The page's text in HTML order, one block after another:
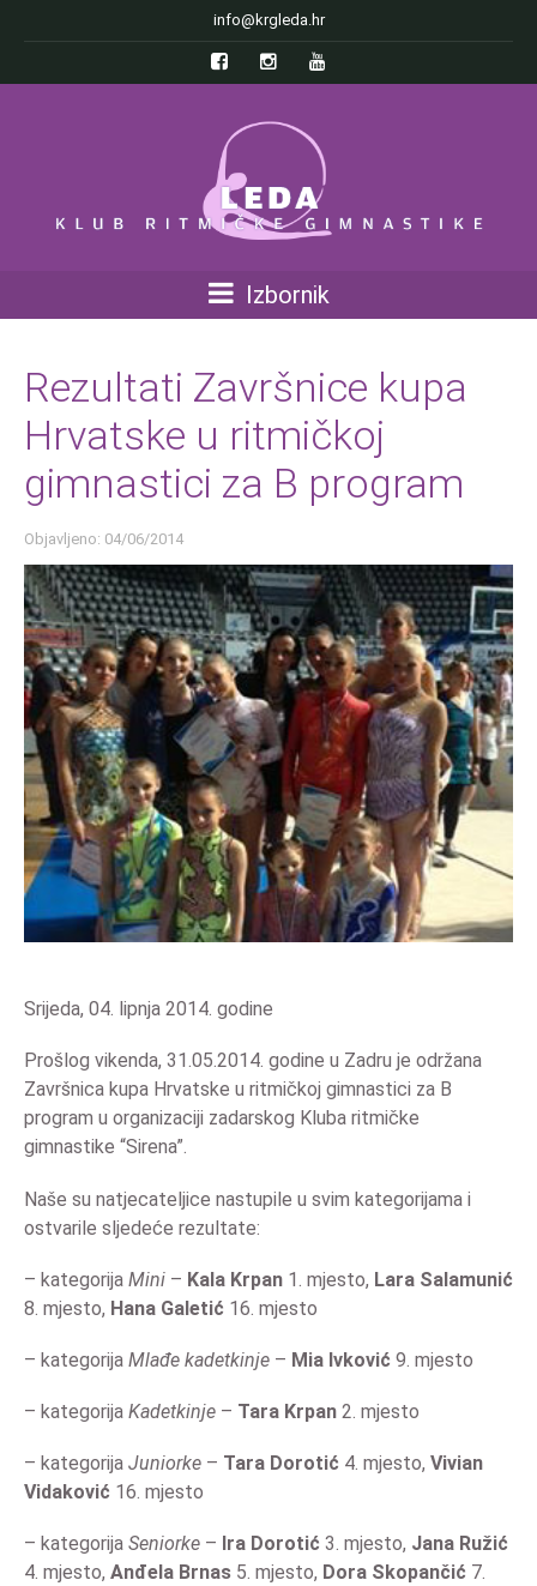
info@krgleda.hr
Izbornik
Rezultati Završnice kupa
Hrvatske u ritmičkoj
gimnastici za B program
Objavljeno: 04/06/2014
Srijeda, 04. lipnja 2014. godine
Prošlog vikenda, 31.05.2014. godine u Zadru je održana
Završnica kupa Hrvatske u ritmičkoj gimnastici za B
program u organizaciji zadarskog Kluba ritmičke
gimnastike “Sirena”.
Naše su natjecateljice nastupile u svim kategorijama i
ostvarile sljedeće rezultate:
– kategorija Mini – Kala Krpan 1. mjesto, Lara Salamunić
8. mjesto, Hana Galetić 16. mjesto
– kategorija Mlađe kadetkinje – Mia Ivković 9. mjesto
– kategorija Kadetkinje – Tara Krpan 2. mjesto
– kategorija Juniorke – Tara Dorotić 4. mjesto, Vivian
Vidaković 16. mjesto
– kategorija Seniorke – Ira Dorotić 3. mjesto, Jana Ružić
4. mjesto, Anđela Brnas 5. mjesto, Dora Skopančić 7.